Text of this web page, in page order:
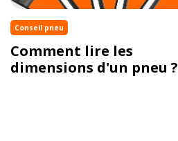
Conseil pneu
Comment lire les
dimensions d'un pneu ?